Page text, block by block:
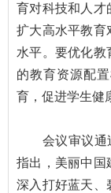
育对科技和人才
扩大高水平教育
水平。要优化教
的教育资源配
育，促进学生健
会议审议通过
指出，美丽中国
深入打好蓝天、